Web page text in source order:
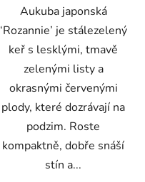
Aukuba japonská
‘Rozannie’ je stálezelený
keř s lesklými, tmavě
zelenými listy a
okrasnými červenými
plody, které dozrávají na
podzim. Roste
kompaktně, dobře snáší
stín a...